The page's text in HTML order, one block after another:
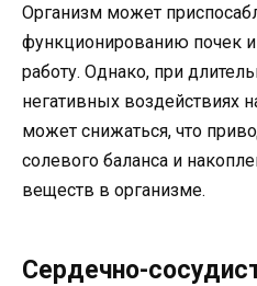
Организм может
функционированию почек
работу. Однако, при
негативных воздействиях
может снижаться, что
солевого баланса и
веществ в организме.
Сердечно-